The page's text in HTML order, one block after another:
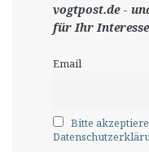
vogtpost.de-
für Ihr
Email
Bitte